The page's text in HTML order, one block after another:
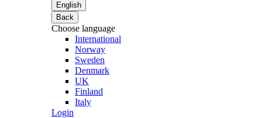
English
Back
Choose language
International
Norway
Sweden
Denmark
UK
Finland
Italy
Login